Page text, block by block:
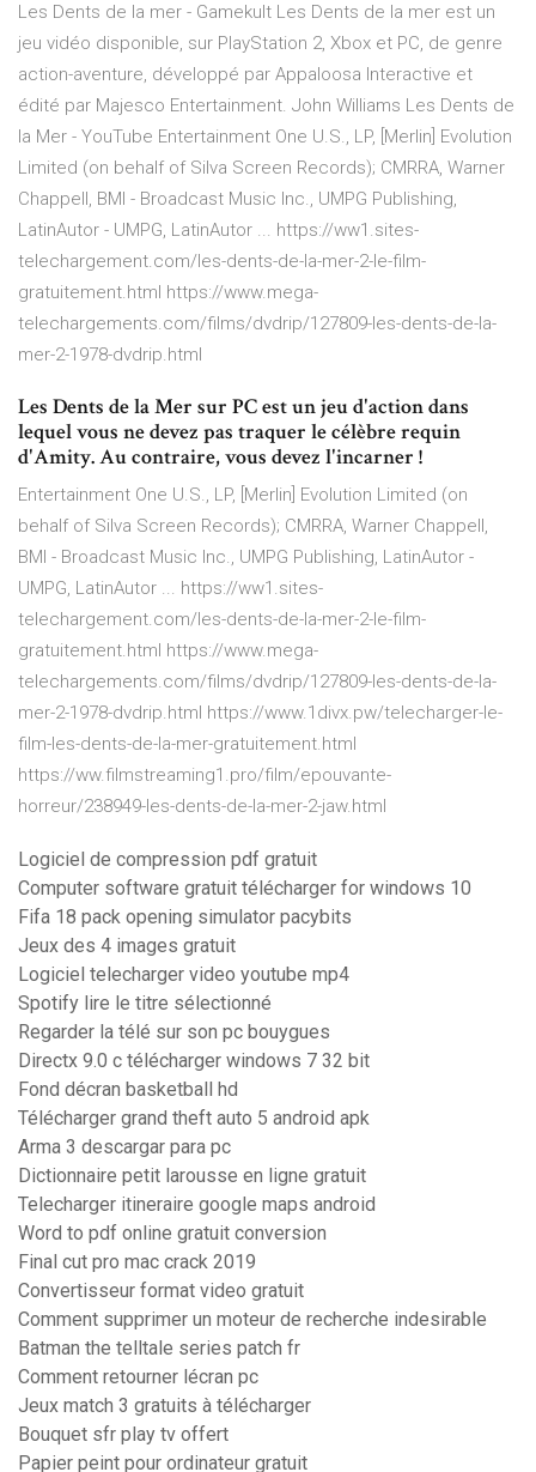
Les Dents de la mer - Gamekult Les Dents de la mer est un
jeu vidéo disponible, sur PlayStation 2, Xbox et PC, de genre
action-aventure, développé par Appaloosa Interactive et
édité par Majesco Entertainment. John Williams Les Dents de
la Mer - YouTube Entertainment One U.S., LP, [Merlin] Evolution
Limited (on behalf of Silva Screen Records); CMRRA, Warner
Chappell, BMI - Broadcast Music Inc., UMPG Publishing,
LatinAutor - UMPG, LatinAutor ... https://ww1.sites-
telechargement.com/les-dents-de-la-mer-2-le-film-
gratuitement.html https://www.mega-
telechargements.com/films/dvdrip/127809-les-dents-de-la-
mer-2-1978-dvdrip.html
Les Dents de la Mer sur PC est un jeu d'action dans
lequel vous ne devez pas traquer le célèbre requin
d'Amity. Au contraire, vous devez l'incarner !
Entertainment One U.S., LP, [Merlin] Evolution Limited (on
behalf of Silva Screen Records); CMRRA, Warner Chappell,
BMI - Broadcast Music Inc., UMPG Publishing, LatinAutor -
UMPG, LatinAutor ... https://ww1.sites-
telechargement.com/les-dents-de-la-mer-2-le-film-
gratuitement.html https://www.mega-
telechargements.com/films/dvdrip/127809-les-dents-de-la-
mer-2-1978-dvdrip.html https://www.1divx.pw/telecharger-le-
film-les-dents-de-la-mer-gratuitement.html
https://ww.filmstreaming1.pro/film/epouvante-
horreur/238949-les-dents-de-la-mer-2-jaw.html
Logiciel de compression pdf gratuit
Computer software gratuit télécharger for windows 10
Fifa 18 pack opening simulator pacybits
Jeux des 4 images gratuit
Logiciel telecharger video youtube mp4
Spotify lire le titre sélectionné
Regarder la télé sur son pc bouygues
Directx 9.0 c télécharger windows 7 32 bit
Fond décran basketball hd
Télécharger grand theft auto 5 android apk
Arma 3 descargar para pc
Dictionnaire petit larousse en ligne gratuit
Telecharger itineraire google maps android
Word to pdf online gratuit conversion
Final cut pro mac crack 2019
Convertisseur format video gratuit
Comment supprimer un moteur de recherche indesirable
Batman the telltale series patch fr
Comment retourner lécran pc
Jeux match 3 gratuits à télécharger
Bouquet sfr play tv offert
Papier peint pour ordinateur gratuit